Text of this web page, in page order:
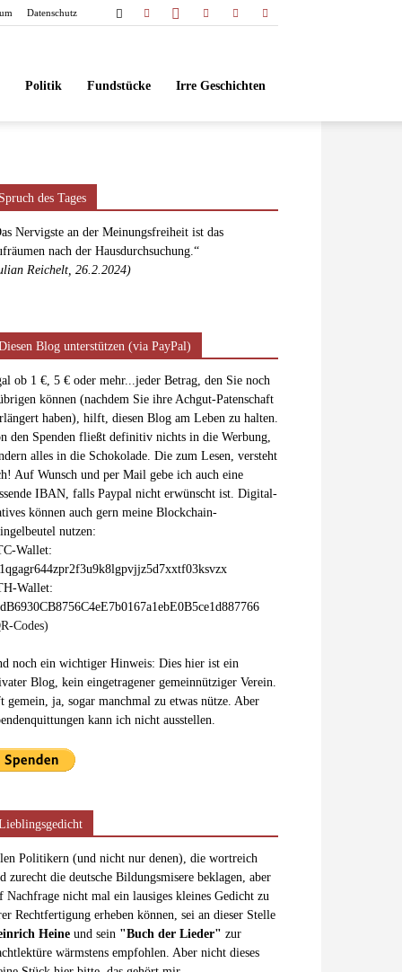
Datenschutz
Politik Fundstücke Irre Geschichten
Spruch des Tages
Nervigste an der Meinungsfreiheit ist das
nach der Hausdurchsuchung.“
Reichelt, 26.2.2024)
Blog unterstützen (via PayPal)
ob 1 €, 5 € oder mehr...jeder Betrag, den Sie noch
können (nachdem Sie ihre Achgut-Patenschaft
haben), hilft, diesen Blog am Leben zu halten.
den Spenden fließt definitiv nichts in die Werbung,
alles in die Schokolade. Die zum Lesen, versteht
Auf Wunsch und per Mail gebe ich auch eine
IBAN, falls Paypal nicht erwünscht ist. Digital-
können auch gern meine Blockchain-
nutzen:
Wallet:
Wallet:
Codes)
noch ein wichtiger Hinweis: Dies hier ist ein
Blog, kein eingetragener gemeinnütziger Verein.
gemein, ja, sogar manchmal zu etwas nütze. Aber
kann ich nicht ausstellen.
Politikern (und nicht nur denen), die wortreich
zurecht die deutsche Bildungsmisere beklagen, aber
Nachfrage nicht mal ein lausiges kleines Gedicht zu
Rechtfertigung erheben können, sei an dieser Stelle
Heine und sein "Buch der Lieder" zur
wärmstens empfohlen. Aber nicht dieses